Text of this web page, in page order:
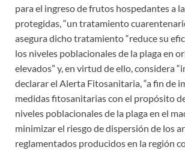
para el ingreso de frutos hospedantes a
protegidas, “un tratamiento
asegura dicho tratamiento “reduce su
los niveles poblacionales de la plaga en
elevados” y, en virtud de ello, considera
declarar el Alerta Fitosanitaria, “a fin de
medidas fitosanitarias con el propósito
niveles poblacionales de la plaga en el
minimizar el riesgo de dispersión de los
reglamentados producidos en la región